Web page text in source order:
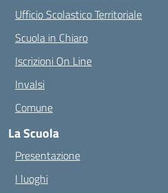
Ufficio Scolastico Territoriale
Scuola in Chiaro
Iscrizioni On Line
Invalsi
Comune
La Scuola
Presentazione
I luoghi